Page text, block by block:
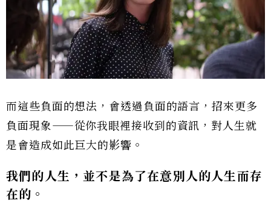
而這些負面的想法，會透過負面的語言，招來更多
負面現象⸺從你我眼裡接收到的資訊，對人生就
是會造成如此巨大的影響。
我們的人生，並不是為了在意別人的人生而存
在的。